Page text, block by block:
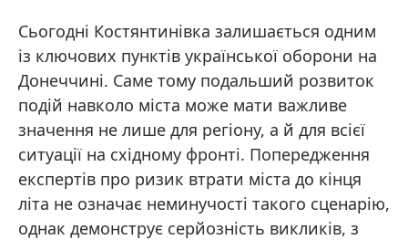
Сьогодні Костянтинівка залишається одним
із ключових пунктів української оборони на
Донеччині. Саме тому подальший розвиток
подій навколо міста може мати важливе
значення не лише для регіону, а й для всієї
ситуації на східному фронті. Попередження
експертів про ризик втрати міста до кінця
літа не означає неминучості такого сценарію,
однак демонструє серйозність викликів, з